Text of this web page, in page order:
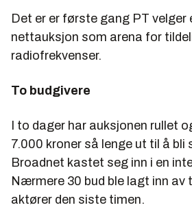
Det er er første gang PT velger
nettauksjon som arena for
radiofrekvenser.
To budgivere
I to dager har auksjonen rullet
7.000 kroner så lenge ut til å bli
Broadnet kastet seg inn i en
Nærmere 30 bud ble lagt inn av
aktører den siste timen.